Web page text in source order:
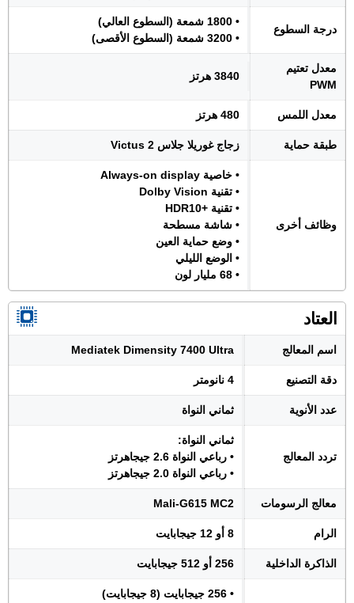
درجة السطوع
• 1800 شمعة (السطوع العالي)
• 3200 شمعة (السطوع الأقصى)
معدل تعتيم
PWM
3840 هرتز
معدل اللمس 480 هرتز
طبقة حماية زجاج غوريلا جلاس Victus 2
وظائف أخرى
• خاصية Always-on display
• تقنية Dolby Vision
• تقنية +HDR10
• شاشة مسطحة
• وضع حماية العين
• الوضع الليلي
• 68 مليار لون
العتاد
اسم المعالج Mediatek Dimensity 7400 Ultra
دقة التصنيع 4 نانومتر
عدد الأنوية ثماني النواة
تردد المعالج
ثماني النواة:
• رباعي النواة 2.6 جيجاهرتز
• رباعي النواة 2.0 جيجاهرتز
معالج الرسومات Mali-G615 MC2
الرام 8 أو 12 جيجابايت
الذاكرة الداخلية 256 أو 512 جيجابايت
• 256 جيجابايت (8 جيجابايت)